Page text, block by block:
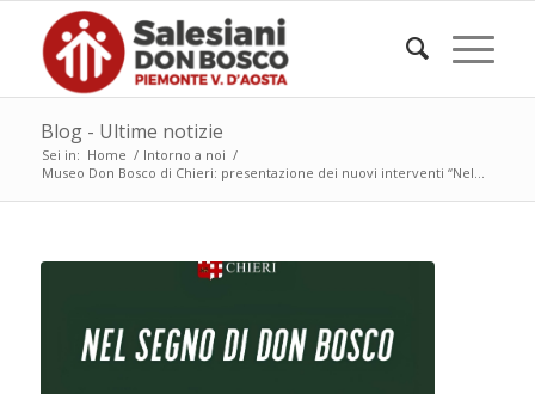
Blog - Ultime notizie
Sei in: Home / Intorno a noi /
Museo Don Bosco di Chieri: presentazione dei nuovi interventi “Nel...